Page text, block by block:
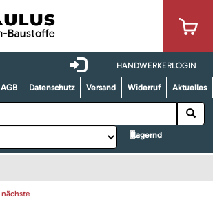
HANDWERKERLOGIN
AGB Datenschutz Versand Widerruf Aktuelles
lagernd
nächste